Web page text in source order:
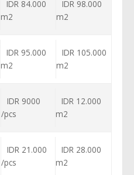
IDR 84.000
m2
IDR 98.000
m2
IDR 95.000
m2
IDR 105.000
m2
IDR 9000
/pcs
IDR 12.000
m2
IDR 21.000
/pcs
IDR 28.000
m2